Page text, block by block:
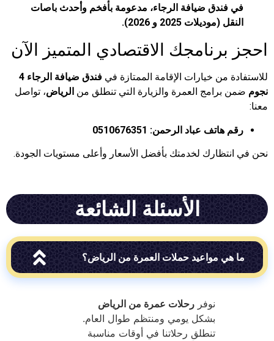
ضيافة الرجاء، مدعومة بأفخم وأحدث باصات
(موديلات 2025 و 2026).
الاقتصادي المتميز الآن
من خيارات الإقامة الممتازة في
فندق ضيافة الرجاء 4
العمرة والزيارة التي تنطلق منالرياض، تواصل
هاتف عباد الرحمن: 0510676351
لخدمتك بأفضل الأسعار وأعلى مستويات الجودة.
الأسئلة الشائعة
مواعيد حملات العمرة من الرياض؟
رحلات عمرة من الرياض
بشكل يومي ومنتظم طوال العام.
تنطلق رحلاتنا في أوقات مناسبة